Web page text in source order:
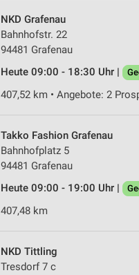
NKD Grafenau
Bahnhofstr. 22
94481 Grafenau
Heute 09:00 - 18:30 Uhr |
407,52 km • Angebote: 2
Takko Fashion Grafenau
Bahnhofplatz 5
94481 Grafenau
Heute 09:00 - 19:00 Uhr |
407,48 km
NKD Tittling
Tresdorf 7 c